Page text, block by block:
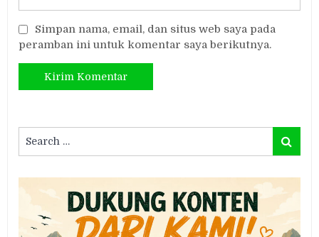
Simpan nama, email, dan situs web saya pada
peramban ini untuk komentar saya berikutnya.
for:
Search